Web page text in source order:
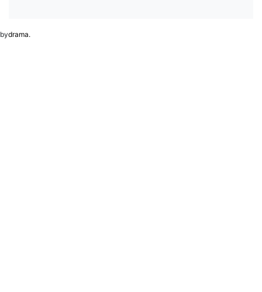
bydrama.